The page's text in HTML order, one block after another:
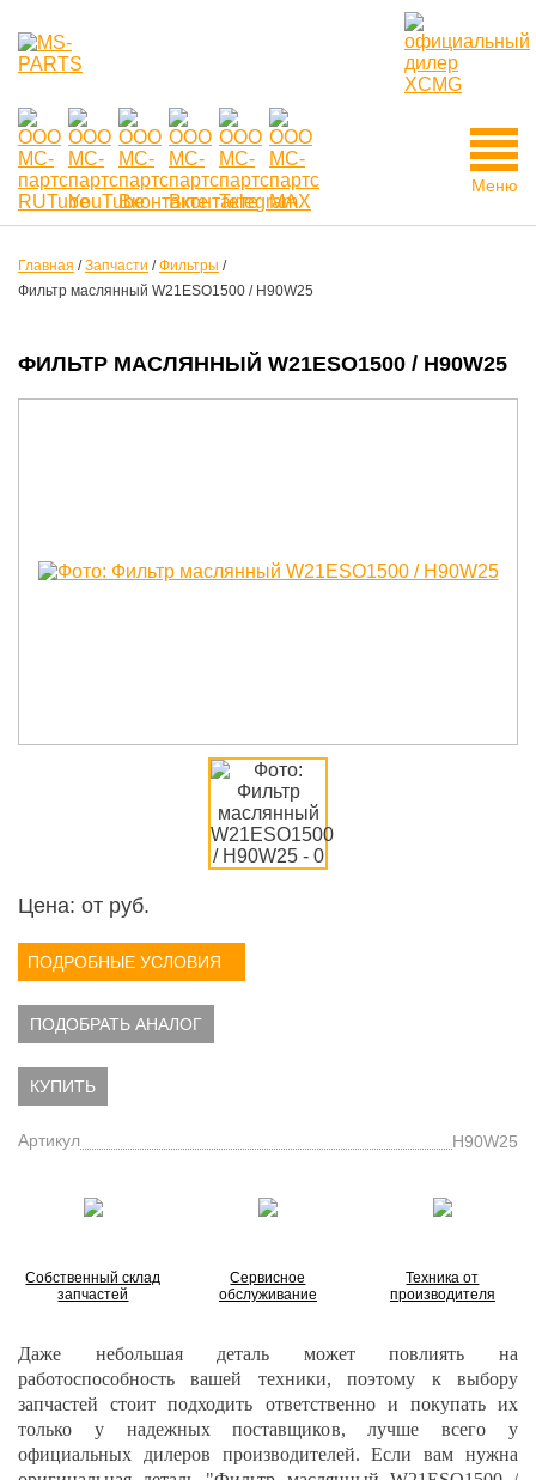
Меню
Главная /Запчасти /Фильтры /
Фильтр маслянный W21ESO1500 / H90W25
ФИЛЬТР МАСЛЯННЫЙ W21ESO1500 / H90W25
Цена: от руб.
ПОДРОБНЫЕ УСЛОВИЯ
ПОДОБРАТЬ АНАЛОГ
КУПИТЬ
Артикул H90W25
Собственный склад
запчастей
Сервисное
обслуживание
Техника от
производителя
Даже небольшая деталь может повлиять на
работоспособность вашей техники, поэтому к выбору
запчастей стоит подходить ответственно и покупать их
только у надежных поставщиков, лучше всего у
официальных дилеров производителей. Если вам нужна